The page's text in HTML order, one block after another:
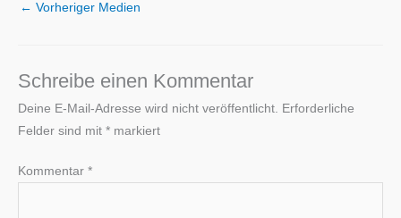
← Vorheriger Medien
Schreibe einen Kommentar
Deine E-Mail-Adresse wird nicht veröffentlicht. Erforderliche
Felder sind mit * markiert
Kommentar *